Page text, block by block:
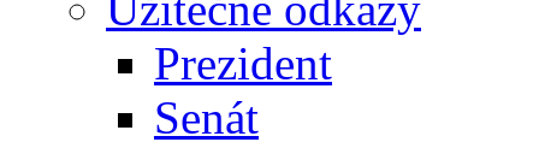
Prezident
Senát